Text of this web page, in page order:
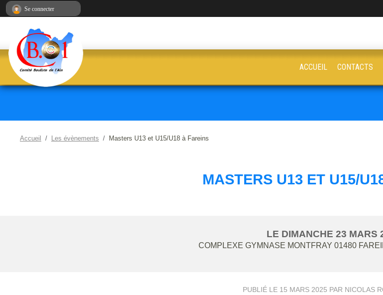
Accueil Les évènements Masters U13 et U15/U18 à Fareins
MASTERS U13 ET U15/
LE DIMANCHE 23 MARS
COMPLEXE GYMNASE MONTFRAY 01480
PUBLIÉ LE 15 MARS 2025 PAR NICOLAS
ACCUEIL CONTACTS
Se connecter
Panneau de gestion des cookies